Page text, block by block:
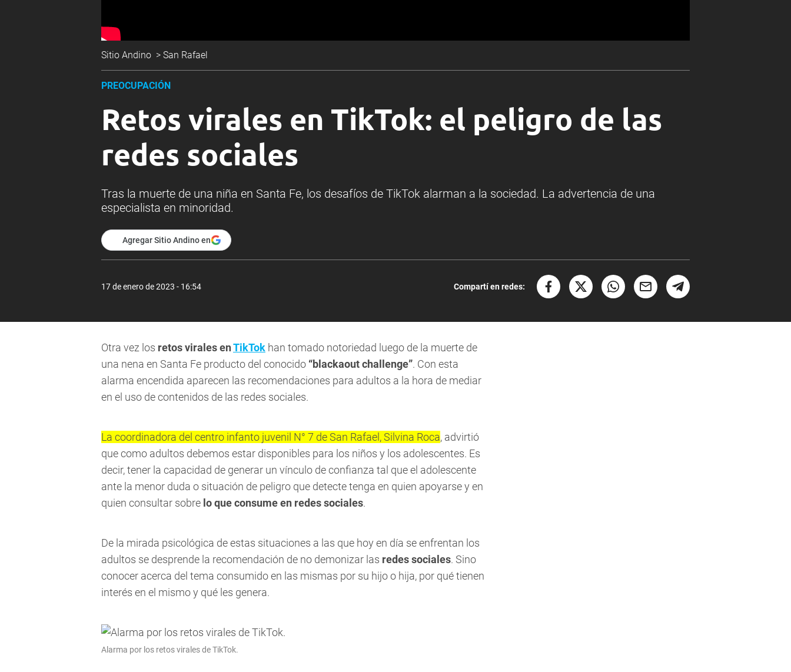
Sitio Andino > San Rafael
PREOCUPACIÓN
Retos virales en TikTok: el peligro de las
redes sociales
Tras la muerte de una niña en Santa Fe, los desafíos de TikTok alarman a la sociedad. La advertencia de una
especialista en minoridad.
Agregar Sitio Andino en
17 de enero de 2023 - 16:54 Compartí en redes:
Otra vez los retos viralesenTikTok han tomado notoriedad luego de la muerte de
una nena en Santa Fe producto del conocido “blackaout challenge”. Con esta
alarma encendida aparecen las recomendaciones para adultos a la hora de mediar
en el uso de contenidos de las redes sociales.
La coordinadora del centro infanto juvenil N° 7 de San Rafael, Silvina Roca, advirtió
que como adultos debemos estar disponibles para los niños y los adolescentes. Es
decir, tener la capacidad de generar un vínculo de confianza tal que el adolescente
ante la menor duda o situación de peligro que detecte tenga en quien apoyarse y en
quien consultar sobre lo que consume en redes sociales.
De la mirada psicológica de estas situaciones a las que hoy en día se enfrentan los
adultos se desprende la recomendación de no demonizar las redes sociales. Sino
conocer acerca del tema consumido en las mismas por su hijo o hija, por qué tienen
interés en el mismo y qué les genera.
Alarma por los retos virales de TikTok.